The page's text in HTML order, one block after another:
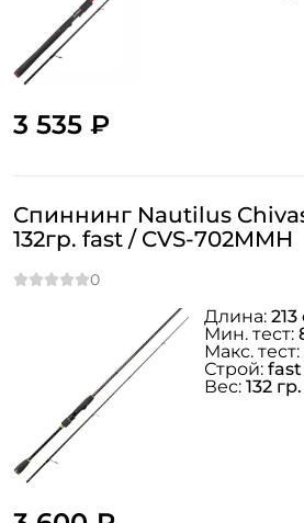
3 535 ₽
Спиннинг Nautilus
132гр. fast / CVS-702MMH
Длина: 213
Мин. тест:
Макс. тест:
Строй: fast
Вес: 132 гр.